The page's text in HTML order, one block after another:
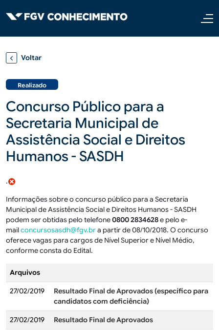
Voltar
Realizado
Concurso Público para a
Secretaria Municipal de
Assistência Social e Direitos
Humanos - SASDH
.
Informações sobre o concurso público para a Secretaria
Municipal de Assistência Social e Direitos Humanos - SASDH
podem ser obtidas pelo telefone0800 2834628e pelo e-
mailconcursosasdh@fgv.bra partir de 08/10/2018. O concurso
oferece vagas para cargos de Nível Superior e Nível Médio,
conforme consta do Edital.
Arquivos
27/02/2019
Resultado Final de Aprovados (específico para
candidatos com deficiência)
27/02/2019 Resultado Final de Aprovados